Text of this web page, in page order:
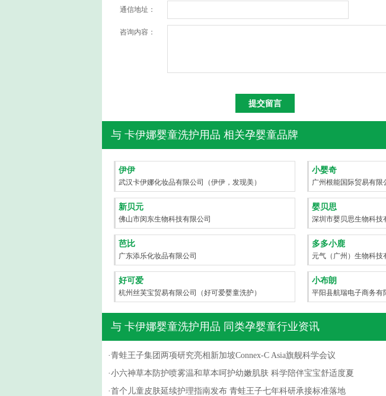
通信地址：
咨询内容：
与 卡伊娜婴童洗护用品 相关孕婴童品牌
伊伊
武汉卡伊娜化妆品有限公司（伊伊，发现美）
小婴奇
广州根能国际贸易有限
新贝元
佛山市闵东生物科技有限公司
婴贝思
深圳市婴贝思生物科技
芭比
广东添乐化妆品有限公司
多多小鹿
元气（广州）生物科技
好可爱
杭州丝芙宝贸易有限公司（好可爱婴童洗护）
小布朗
平阳县航瑞电子商务有
与 卡伊娜婴童洗护用品 同类孕婴童行业资讯
·青蛙王子集团两项研究亮相新加坡Connex-C Asia旗舰科学会议
·小六神草本防护喷雾温和草本呵护幼嫩肌肤 科学陪伴宝宝舒适度夏
·首个儿童皮肤延续护理指南发布 青蛙王子七年科研承接标准落地